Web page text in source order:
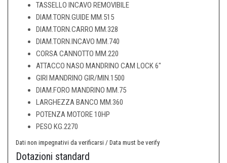
TASSELLO INCAVO REMOVIBILE
DIAM.TORN.GUIDE MM.515
DIAM.TORN.CARRO MM.328
DIAM.TORN.INCAVO MM.740
CORSA CANNOTTO MM.220
ATTACCO NASO MANDRINO CAM LOCK 6"
GIRI MANDRINO GIR/MIN.1500
DIAM.FORO MANDRINO MM.75
LARGHEZZA BANCO MM.360
POTENZA MOTORE 10HP
PESO KG.2270
Dati non impegnativi da verificarsi / Data must be verify
Dotazioni standard